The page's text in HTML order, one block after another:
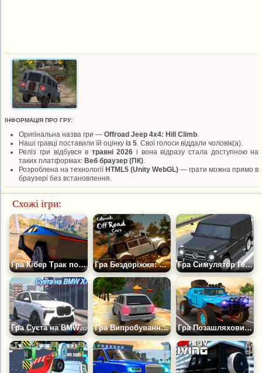
ІНФОРМАЦІЯ ПРО ГРУ:
Оригінальна назва гри —Offroad Jeep 4x4: Hill Climb
Наші гравці поставили їй оцінкуіз 5 . Свої голоси віддаличоловік(а).
Реліз гри відбувся в травні 2026 і вона відразу стала доступною на
таких платформах:Веб браузер (ПК)
Розроблена на технологіїHTML5 (Unity WebGL) — грати можна прямо в
браузері без встановлення.
Схожі ігри:
Гра Кібер Трак по Бездоріжжю Гра Бездоріжжя: Найкращі Позашляховики Гра Симулятор Геліка
Гра Суєта на BMW X7 Гра Випробування Джипів по Бездоріжжю Гра Позашляховий Джип Симулятор 4x4